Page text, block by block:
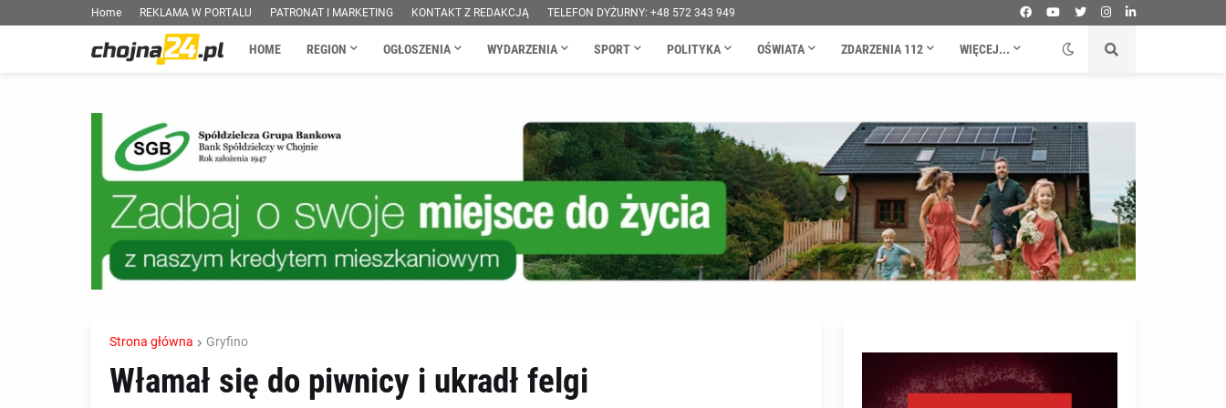
Home REKLAMA W PORTALU PATRONAT I MARKETING KONTAKT Z REDAKCJĄ TELEFON DYŻURNY: +48 572 343 949
HOME REGION OGŁOSZENIA WYDARZENIA SPORT POLITYKA OŚWIATA ZDARZENIA 112 WIĘCEJ...
Strona główna Gryfino
Włamał się do piwnicy i ukradł felgi